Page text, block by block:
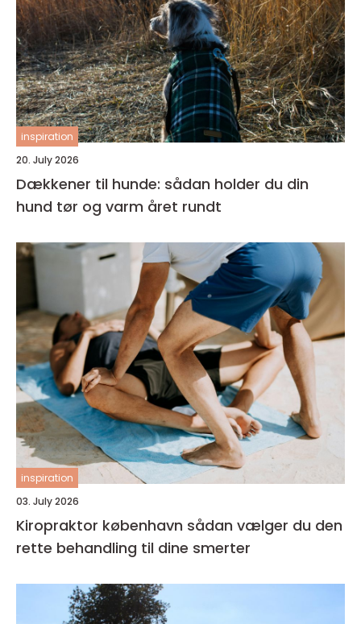
inspiration
20. July 2026
Dækkener til hunde: sådan holder du din
hund tør og varm året rundt
inspiration
03. July 2026
Kiropraktor københavn sådan vælger du den
rette behandling til dine smerter